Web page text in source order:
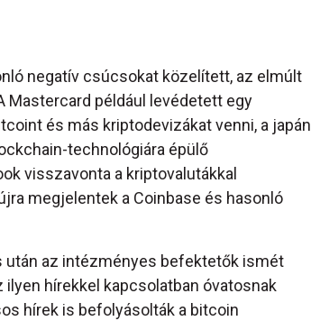
negatív csúcsokat közelített, az elmúlt
Mastercard például levédetett egy
és más kriptodevizákat venni, a japán
technológiára épülő
visszavonta a kriptovalutákkal
megjelentek a Coinbase és hasonló
után az intézményes befektetők ismét
ilyen hírekkel kapcsolatban óvatosnak
hírek is befolyásolták a bitcoin